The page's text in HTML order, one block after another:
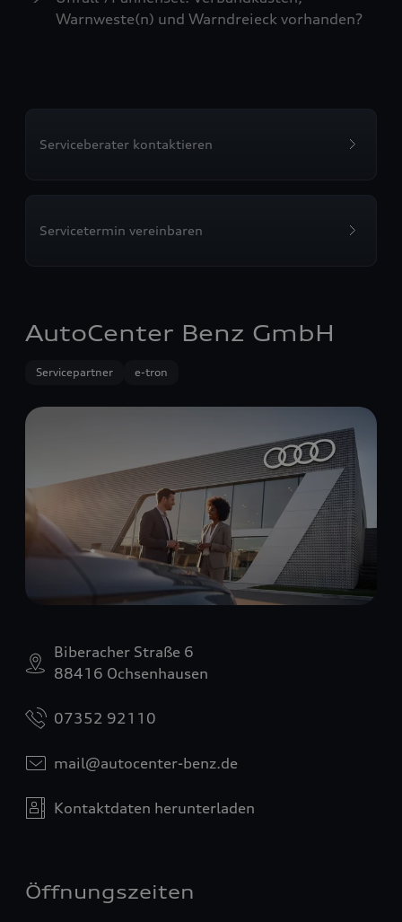
Warnweste(n) und Warndreieck vorhanden?
Serviceberater kontaktieren
Servicetermin vereinbaren
AutoCenter Benz GmbH
Servicepartner e-tron
Biberacher Straße 6
88416 Ochsenhausen
07352 92110
mail@autocenter-benz.de
Kontaktdaten herunterladen
Öffnungszeiten